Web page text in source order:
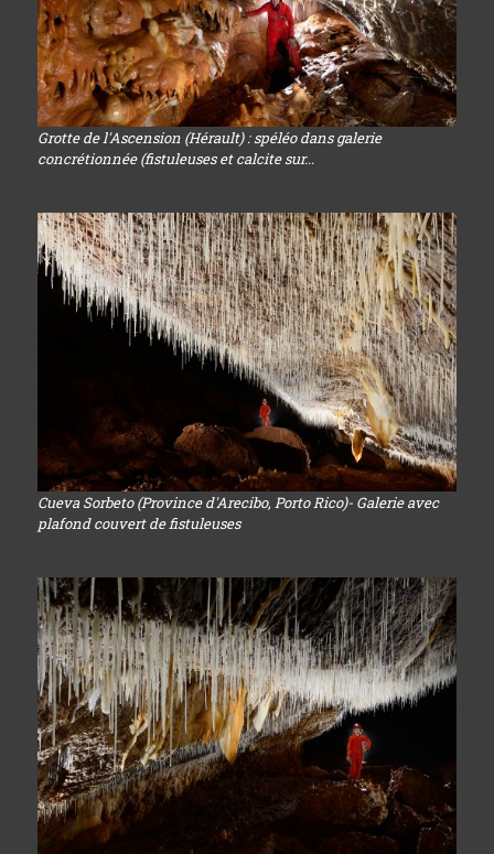
Grotte de l'Ascension (Hérault) : spéléo dans galerie
concrétionnée (fistuleuses et calcite sur...
Cueva Sorbeto (Province d'Arecibo, Porto Rico)- Galerie avec
plafond couvert de fistuleuses